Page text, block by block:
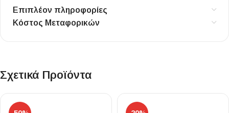
Επιπλέον πληροφορίες
Κόστος Μεταφορικών
Σχετικά Προϊόντα